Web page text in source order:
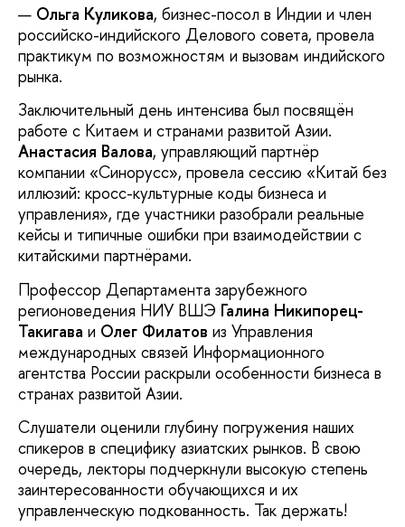
Ольга Куликова, бизнес-посол в Индии и член
российско-индийского Делового совета, провела
практикум по возможностям и вызовам индийского
рынка.
Заключительный день интенсива был посвящён
работе с Китаем и странами развитой Азии.
Анастасия Валова, управляющий партнёр
компании «Синорусс», провела сессию «Китай без
иллюзий: кросс-культурные коды бизнеса и
управления», где участники разобрали реальные
кейсы и типичные ошибки при взаимодействии с
китайскими партнёрами.
Профессор Департамента зарубежного
регионоведения НИУ ВШЭ Галина Никипорец-
Такигава и Олег Филатов из Управления
международных связей Информационного
агентства России раскрыли особенности бизнеса в
странах развитой Азии.
Слушатели оценили глубину погружения наших
спикеров в специфику азиатских рынков. В свою
очередь, лекторы подчеркнули высокую степень
заинтересованности обучающихся и их
управленческую подкованность. Так держать!